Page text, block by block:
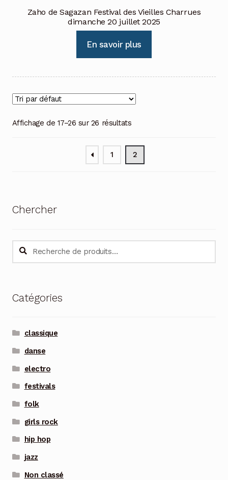
Zaho de Sagazan Festival des Vieilles Charrues
dimanche 20 juillet 2025
En savoir plus
Affichage de 17–26 sur 26 résultats
1 2
Chercher
Recherche
pour :
Recherche
Catégories
classique
danse
electro
festivals
folk
girls rock
hip hop
jazz
Non classé